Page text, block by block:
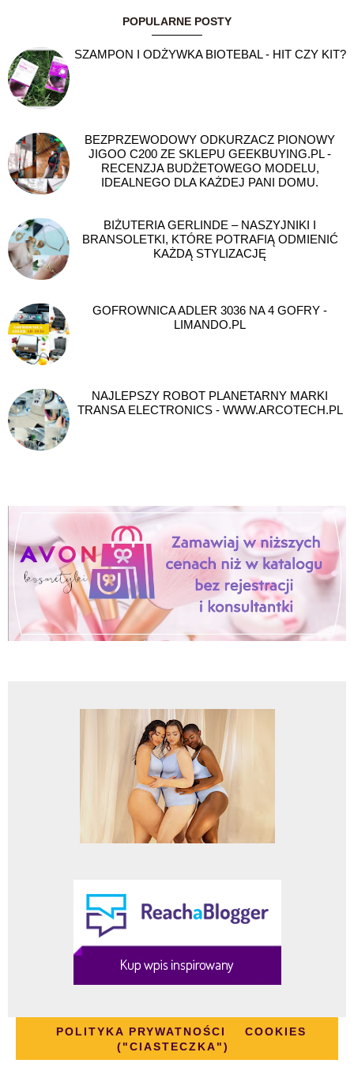
POPULARNE POSTY
SZAMPON I ODŻYWKA BIOTEBAL - HIT CZY KIT?
BEZPRZEWODOWY ODKURZACZ PIONOWY
JIGOO C200 ZE SKLEPU GEEKBUYING.PL -
RECENZJA BUDŻETOWEGO MODELU,
IDEALNEGO DLA KAŻDEJ PANI DOMU.
BIŻUTERIA GERLINDE – NASZYJNIKI I
BRANSOLETKI, KTÓRE POTRAFIĄ ODMIENIĆ
KAŻDĄ STYLIZACJĘ
GOFROWNICA ADLER 3036 NA 4 GOFRY -
LIMANDO.PL
NAJLEPSZY ROBOT PLANETARNY MARKI
TRANSA ELECTRONICS - WWW.ARCOTECH.PL
POLITYKA PRYWATNOŚCI
COOKIES
("CIASTECZKA")